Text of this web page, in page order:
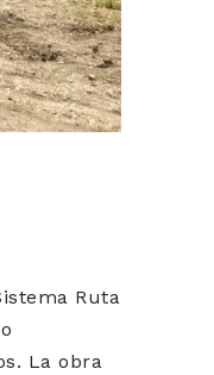
Ruta
La obra